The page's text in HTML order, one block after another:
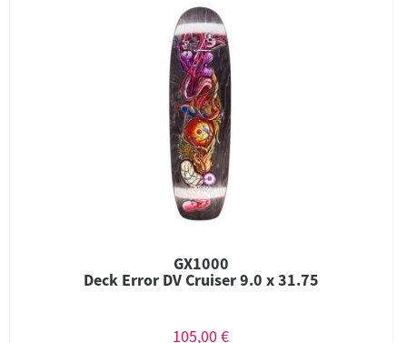
GX1000
Deck Error DV Cruiser 9.0 x 31.75
105,00 €